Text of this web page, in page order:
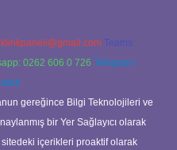
Teams:
0262 606 0 726 Telegram:
gereğince Bilgi Teknolojileri ve
bir Yer Sağlayıcı olarak
içerikleri proaktif olarak